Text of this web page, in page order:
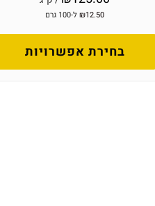
₪12.50 ל-100 גרם
בחירת אפשרויות